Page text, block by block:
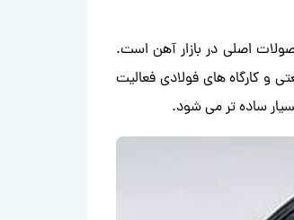
اصلی در بازار آهن است.
و کارگاه های فولادی فعالیت
ساده تر می شود.